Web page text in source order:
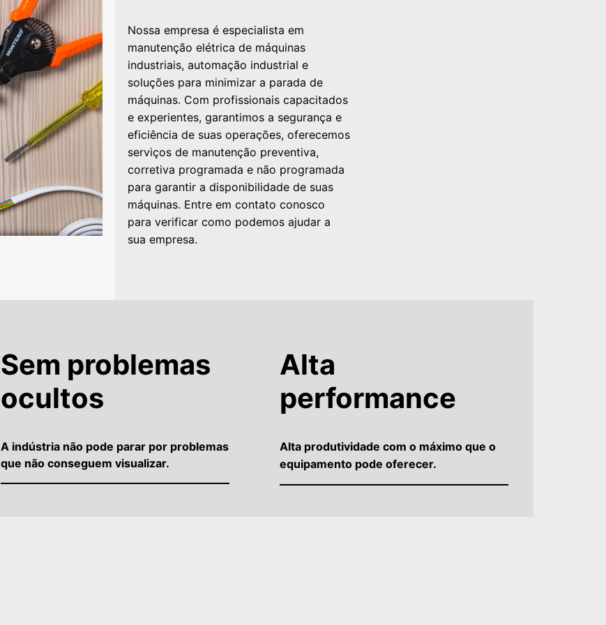
Nossa empresa é especialista em
manutenção elétrica de máquinas
industriais, automação industrial e
soluções para minimizar a parada de
máquinas. Com profissionais capacitados
e experientes, garantimos a segurança e
eficiência de suas operações, oferecemos
serviços de manutenção preventiva,
corretiva programada e não programada
para garantir a disponibilidade de suas
máquinas. Entre em contato conosco
para verificar como podemos ajudar a
sua empresa.
Sem problemas
ocultos
A indústria não pode parar por problemas
que não conseguem visualizar.
Alta
performance
Alta produtividade com o máximo que o
equipamento pode oferecer.